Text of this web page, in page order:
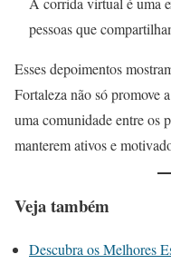
pessoas que
Esses depoimentos
Fortaleza não só promove
uma comunidade entre os
manterem ativos e
Veja também
Descubra os Melhores